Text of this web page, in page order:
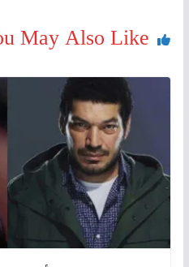
May Also Like